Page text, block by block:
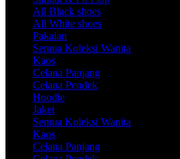
All Black shoes
All White shoes
Pakaian
Semua Koleksi Wanita
Kaos
Celana Panjang
Celana Pendek
Hoodie
Jaket
Semua Koleksi Wanita
Kaos
Celana Panjang